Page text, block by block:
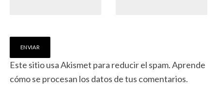
Este sitio usa Akismet para reducir el spam.Aprende
cómo se procesan los datos de tus comentarios.